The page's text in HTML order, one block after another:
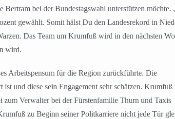
bei der Bundestagswahl unterstützen möchte.
gewählt. Somit hälst Du den Landesrekord in
Das Team um Krumfuß wird in den nächsten
wird.
Arbeitspensum für die Region zurückführte. Die
und diese sein Engagement sehr schätzen. Krumfuß
Verwalter bei der Fürstenfamilie Thurn und Taxis
zu Beginn seiner Politkarriere nicht jede Tür